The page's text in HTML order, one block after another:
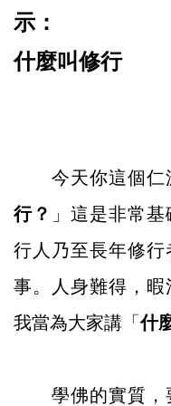
示：
什麼叫修行
今天你這個
行？ 」這是非常
行人乃至長年修
事。人身難得，
我當為大家講「什
學佛的實質，